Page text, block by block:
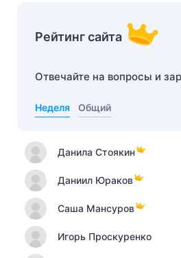
Рейтинг сайта
Отвечайте на вопросы и
Неделя Общий
Данила Стоякин
Даниил Юраков
Саша Мансуров
Игорь Проскуренко